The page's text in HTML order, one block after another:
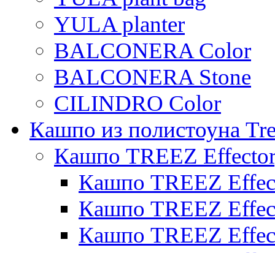
YULA planter
BALCONERA Color
BALCONERA Stone
CILINDRO Color
Кашпо из полистоуна
Кашпо TREEZ
Кашпо TREEZ
Кашпо TREEZ
Кашпо TREEZ